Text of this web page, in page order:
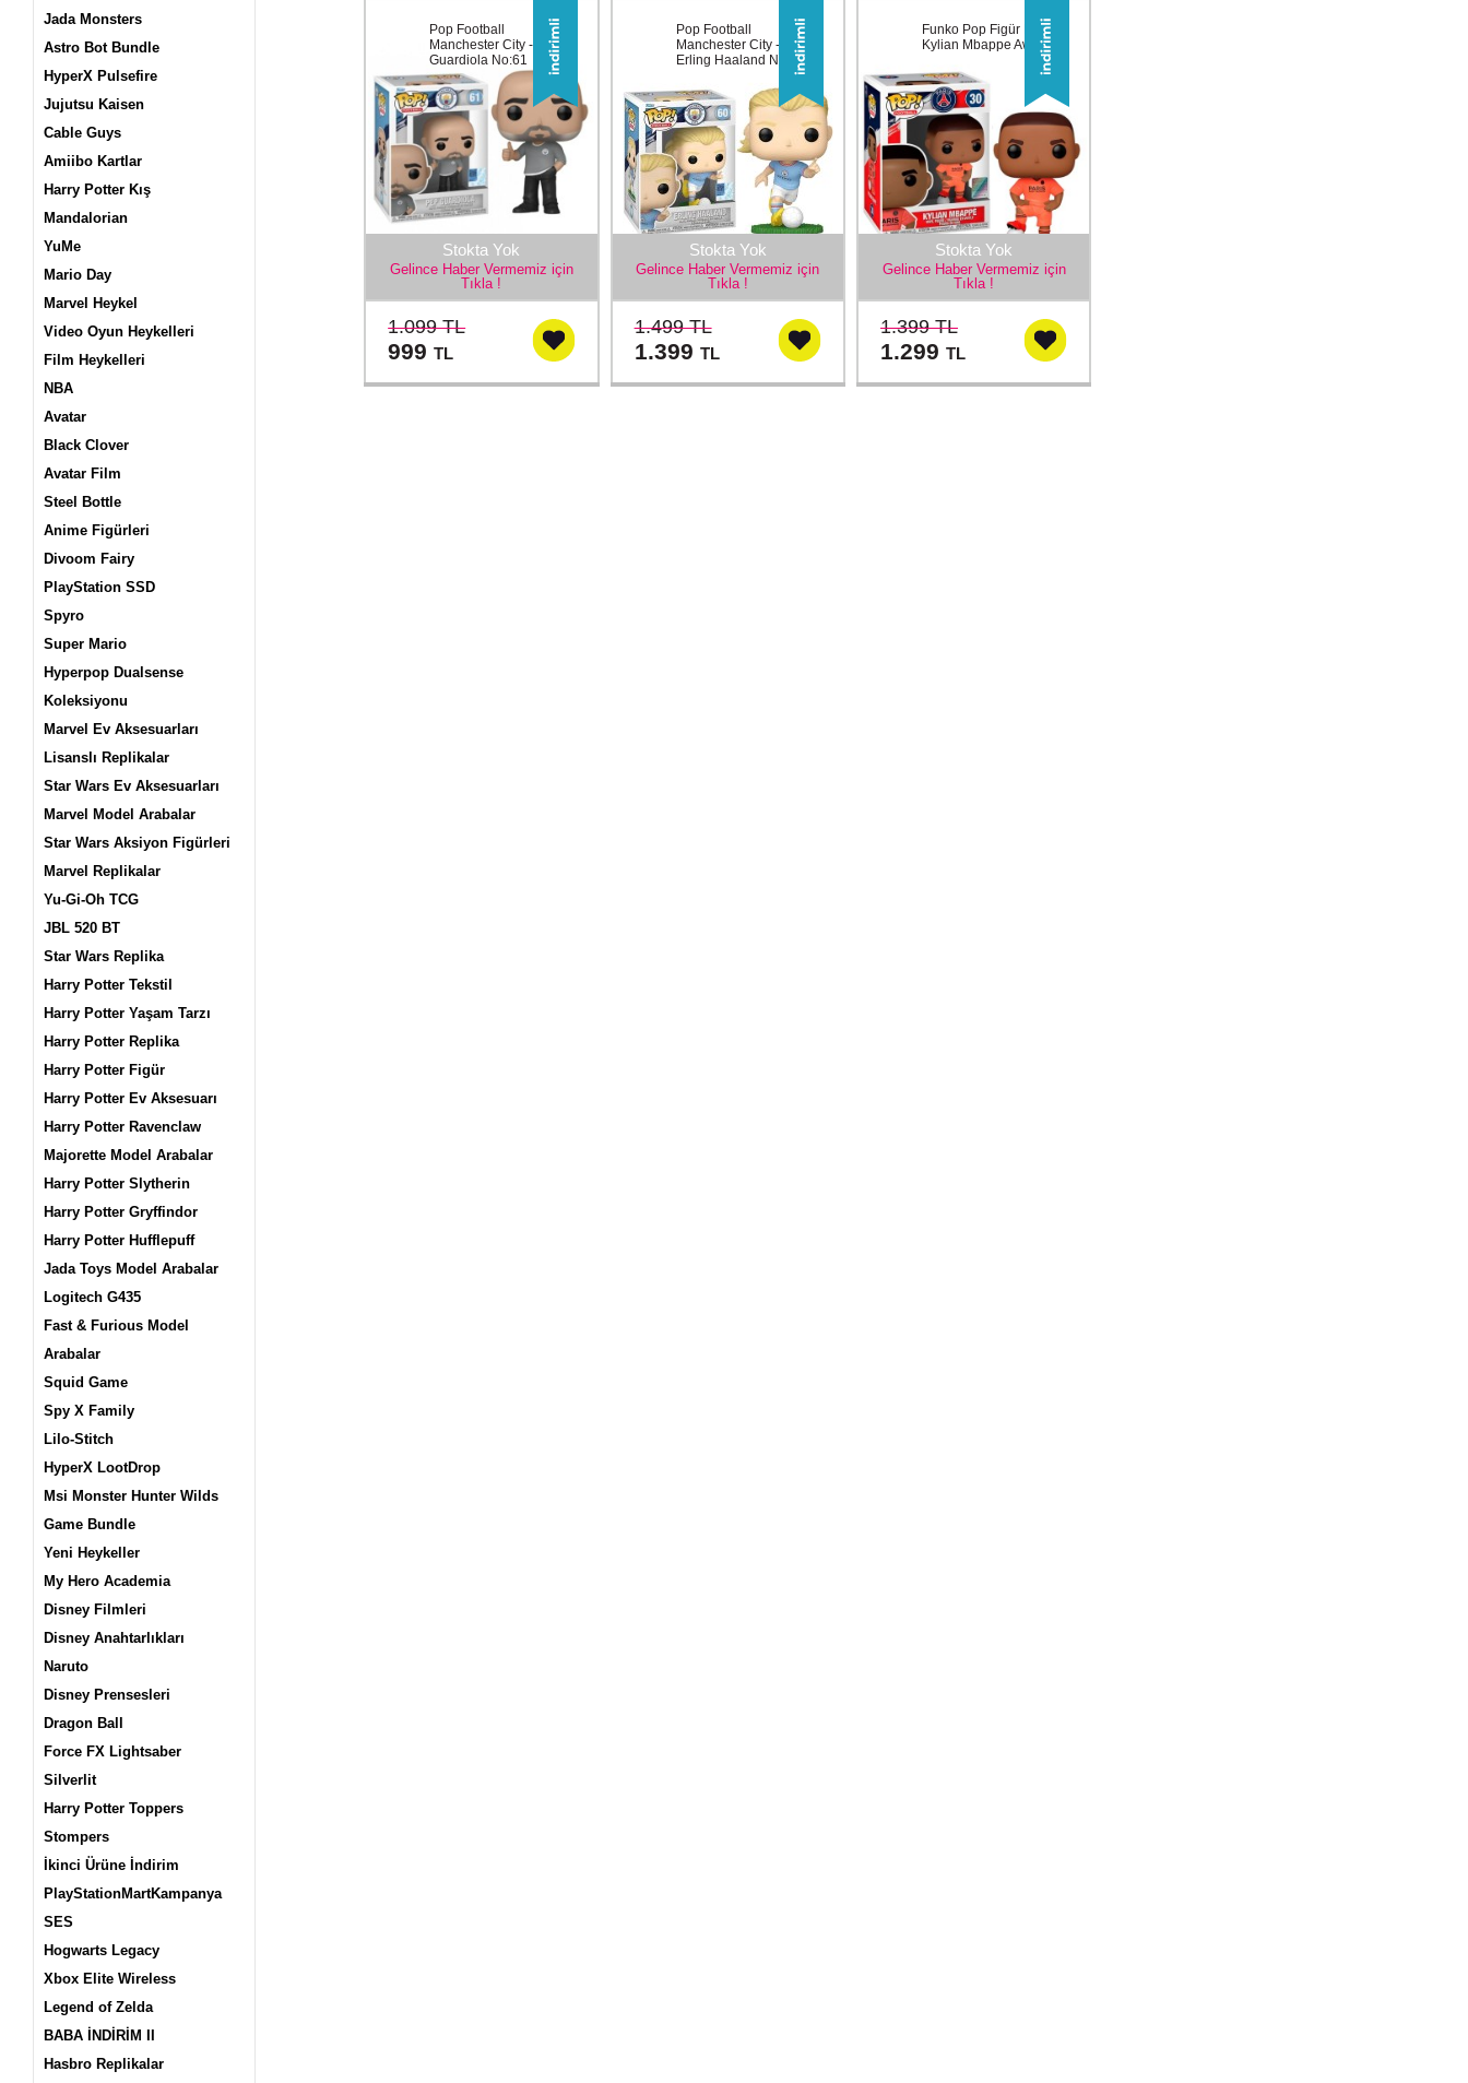
Jada Monsters
Astro Bot Bundle
HyperX Pulsefire
Jujutsu Kaisen
Cable Guys
Amiibo Kartlar
Harry Potter Kış
Mandalorian
YuMe
Mario Day
Marvel Heykel
Video Oyun Heykelleri
Film Heykelleri
NBA
Avatar
Black Clover
Avatar Film
Steel Bottle
Anime Figürleri
Divoom Fairy
PlayStation SSD
Spyro
Super Mario
Hyperpop Dualsense
Koleksiyonu
Marvel Ev Aksesuarları
Lisanslı Replikalar
Star Wars Ev Aksesuarları
Marvel Model Arabalar
Star Wars Aksiyon Figürleri
Marvel Replikalar
Yu-Gi-Oh TCG
JBL 520 BT
Star Wars Replika
Harry Potter Tekstil
Harry Potter Yaşam Tarzı
Harry Potter Replika
Harry Potter Figür
Harry Potter Ev Aksesuarı
Harry Potter Ravenclaw
Majorette Model Arabalar
Harry Potter Slytherin
Harry Potter Gryffindor
Harry Potter Hufflepuff
Jada Toys Model Arabalar
Logitech G435
Fast & Furious Model
Arabalar
Squid Game
Spy X Family
Lilo-Stitch
HyperX LootDrop
Msi Monster Hunter Wilds
Game Bundle
Yeni Heykeller
My Hero Academia
Disney Filmleri
Disney Anahtarlıkları
Naruto
Disney Prensesleri
Dragon Ball
Force FX Lightsaber
Silverlit
Harry Potter Toppers
Stompers
İkinci Ürüne İndirim
PlayStationMartKampanya
SES
Hogwarts Legacy
Xbox Elite Wireless
Legend of Zelda
BABA İNDİRİM II
Hasbro Replikalar
Stokta Yok
Gelince Haber Vermemiz için
Tıkla !
Pop Football
Manchester City - Pep
Guardiola No:61
1.099 TL
999TL
Stokta Yok
Gelince Haber Vermemiz için
Tıkla !
Pop Football
Manchester City -
Erling Haaland No:60
1.499 TL
1.399 TL
Stokta Yok
Gelince Haber Vermemiz için
Tıkla !
Funko Pop Figür PSG
Kylian Mbappe Away
1.399 TL
1.299 TL